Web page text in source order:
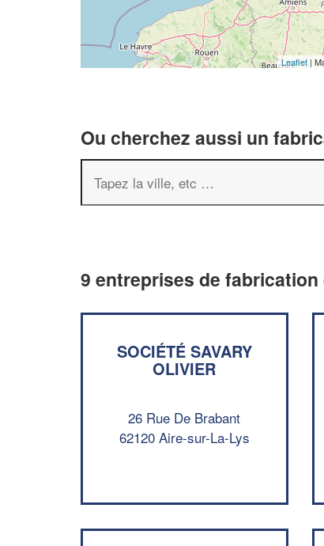
Leaflet|
Ou cherchez aussi un
9 entreprises de
SOCIÉTÉ SAVARY
OLIVIER
26 Rue De Brabant
62120 Aire-sur-La-Lys